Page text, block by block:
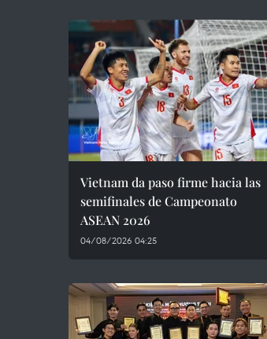
Vietnam da paso firme hacia las
semifinales de Campeonato
ASEAN 2026
04/08/2026 04:25